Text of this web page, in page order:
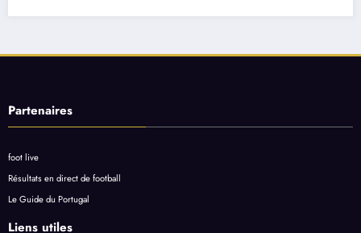
Partenaires
foot live
Résultats en direct de football
Le Guide du Portugal
Liens utiles